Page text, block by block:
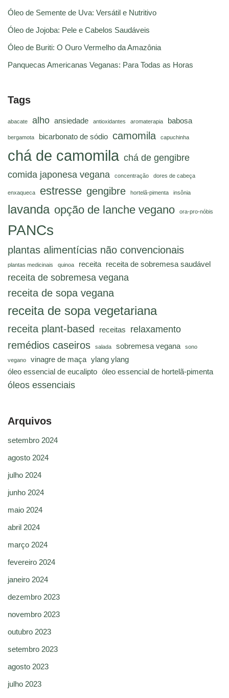
Óleo de Semente de Uva: Versátil e Nutritivo
Óleo de Jojoba: Pele e Cabelos Saudáveis
Óleo de Buriti: O Ouro Vermelho da Amazônia
Panquecas Americanas Veganas: Para Todas as Horas
Tags
abacate alho ansiedade antioxidantes aromaterapia babosa
bergamota bicarbonato de sódio camomila capuchinha
chá de camomila chá de gengibre
comida japonesa vegana
concentração dores de cabeça
enxaqueca estresse gengibre hortelã-pimenta insônia
lavanda opção de lanche vegano ora-pro-nóbis
PANCs
plantas alimentícias não convencionais
plantas medicinais quinoa receita receita de sobremesa saudável
receita de sobremesa vegana
receita de sopa vegana
receita de sopa vegetariana
receita plant-based receitas relaxamento
remédios caseiros salada sobremesa vegana sono
vegano vinagre de maça ylang ylang
óleo essencial de eucalipto óleo essencial de hortelã-pimenta
óleos essenciais
Arquivos
setembro 2024
agosto 2024
julho 2024
junho 2024
maio 2024
abril 2024
março 2024
fevereiro 2024
janeiro 2024
dezembro 2023
novembro 2023
outubro 2023
setembro 2023
agosto 2023
julho 2023